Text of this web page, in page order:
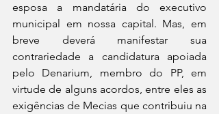
esposa a mandatária do executivo
municipal em nossa capital. Mas, em
breve deverá manifestar sua
contrariedade a candidatura apoiada
pelo Denarium, membro do PP, em
virtude de alguns acordos, entre eles as
exigências de Mecias que contribuiu na